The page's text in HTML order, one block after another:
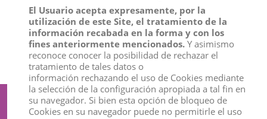
10001TORO BRAVO NEGRO ZAINO
TROTANDO DEQUBE
View
RINOCERONTE INDIO
View
Suscríbete a nuestro boletín
El Usuario acepta expresamente, por la
utilización de este Site, el tratamiento de la
información recabada en la forma y con los
fines anteriormente mencionados. Y asimismo
reconoce conocer la posibilidad de rechazar el
tratamiento de tales datos o
información rechazando el uso de Cookies mediante
la selección de la configuración apropiada a tal fin en
su navegador. Si bien esta opción de bloqueo de
Cookies en su navegador puede no permitirle el uso